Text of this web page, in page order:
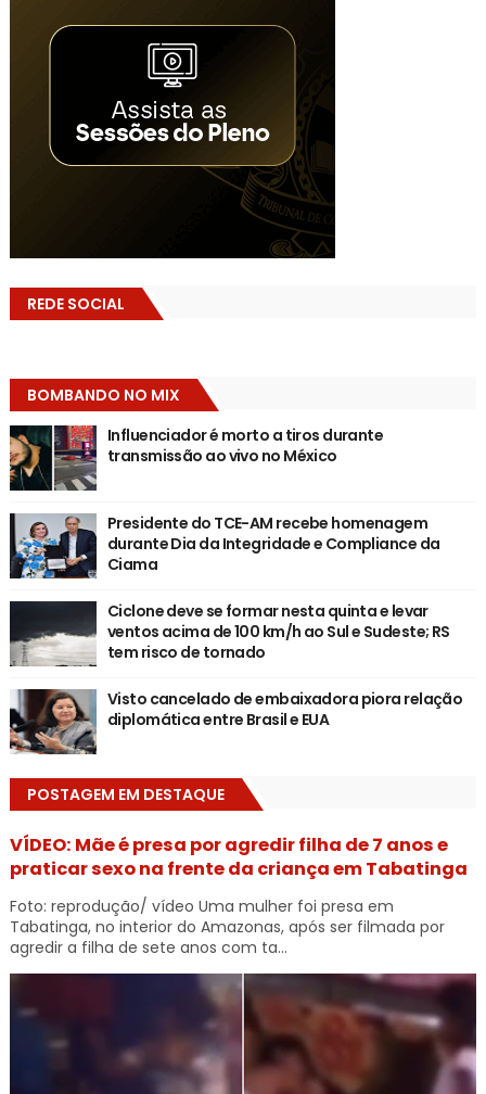
REDE SOCIAL
BOMBANDO NO MIX
Influenciador é morto a tiros durante
transmissão ao vivo no México
Presidente do TCE-AM recebe homenagem
durante Dia da Integridade e Compliance da
Ciama
Ciclone deve se formar nesta quinta e levar
ventos acima de 100 km/h ao Sul e Sudeste; RS
tem risco de tornado
Visto cancelado de embaixadora piora relação
diplomática entre Brasil e EUA
POSTAGEM EM DESTAQUE
VÍDEO: Mãe é presa por agredir filha de 7 anos e
praticar sexo na frente da criança em Tabatinga
Foto: reprodução/ vídeo Uma mulher foi presa em
Tabatinga, no interior do Amazonas, após ser filmada por
agredir a filha de sete anos com ta...